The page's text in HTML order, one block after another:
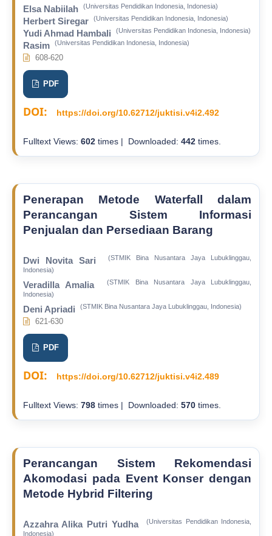
Elsa Nabiilah (Universitas Pendidikan Indonesia, Indonesia)
Herbert Siregar (Universitas Pendidikan Indonesia, Indonesia)
Yudi Ahmad Hambali (Universitas Pendidikan Indonesia, Indonesia)
Rasim (Universitas Pendidikan Indonesia, Indonesia)
608-620
PDF
DOI: https://doi.org/10.62712/juktisi.v4i2.492
Fulltext Views: 602times | Downloaded: 442times.
Penerapan Metode Waterfall dalam
Perancangan Sistem Informasi
Penjualan dan Persediaan Barang
Dwi Novita Sari
(STMIK Bina Nusantara Jaya Lubuklinggau,
Indonesia)
Veradilla Amalia
(STMIK Bina Nusantara Jaya Lubuklinggau,
Indonesia)
Deni Apriadi (STMIK Bina Nusantara Jaya Lubuklinggau, Indonesia)
621-630
PDF
DOI: https://doi.org/10.62712/juktisi.v4i2.489
Fulltext Views: 798times | Downloaded: 570times.
Perancangan Sistem Rekomendasi
Akomodasi pada Event Konser dengan
Metode Hybrid Filtering
Azzahra Alika Putri Yudha
(Universitas Pendidikan Indonesia,
Indonesia)